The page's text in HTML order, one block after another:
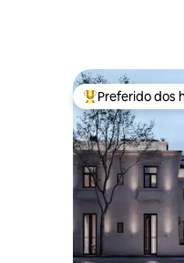
Entre os
Preferido dos